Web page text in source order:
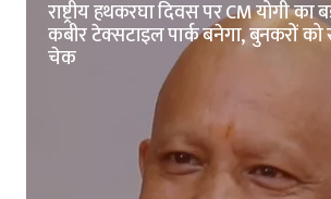
राष्ट्रीय हथकरघा दिवस पर CM योगी का
कबीर टेक्सटाइल पार्क बनेगा, बुनकरों को
चेक